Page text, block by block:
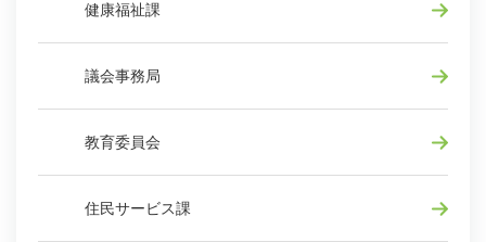
健康福祉課
議会事務局
教育委員会
住民サービス課